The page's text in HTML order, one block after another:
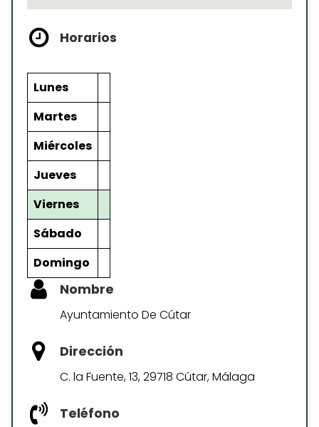
Horarios
Lunes
Martes
Miércoles
Jueves
Viernes
Sábado
Domingo
Nombre
Ayuntamiento De Cútar
Dirección
C. la Fuente, 13, 29718 Cútar, Málaga
Teléfono